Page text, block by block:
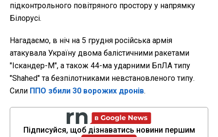
підконтрольного повітряного простору у напрямку
Білорусі.
Нагадаємо, в ніч на 5 грудня російська армія
атакувала Україну двома балістичними ракетами
"Іскандер-М", а також 44-ма ударними БпЛА типу
"Shahed" та безпілотниками невстановленого типу.
Сили ППО збили 30 ворожих дронів.
Підписуйся, щоб дізнаватись новини першим